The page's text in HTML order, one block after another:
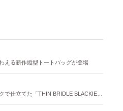
える新作縦型トートバッグが登場